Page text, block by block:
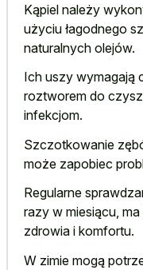
Kąpiel należy
użyciu łagodnego
naturalnych olejów.
Ich uszy wymagają
roztworem do
infekcjom.
Szczotkowanie
może zapobiec
Regularne
razy w miesiącu,
zdrowia i komfortu.
W zimie mogą